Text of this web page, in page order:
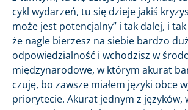
cykl wydarzeń, tu się dzieje jakiś
może jest potencjalny” i tak dalej, i
że nagle bierzesz na siebie bardzo
odpowiedzialność i wchodzisz w
międzynarodowe, w którym akurat
czuję, bo zawsze miałem języki obce
priorytecie. Akurat jednym z języków,